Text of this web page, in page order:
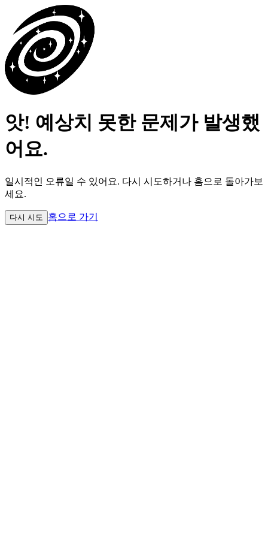
앗! 예상치 못한 문제가 발생했
어요.
일시적인 오류일 수 있어요. 다시 시도하거나 홈으로 돌아가보
세요.
다시 시도 홈으로 가기